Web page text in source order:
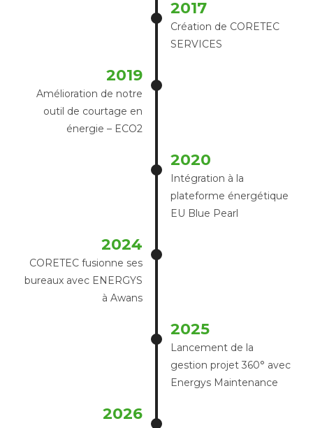
2017
Création de CORETEC
SERVICES
2019
Amélioration de notre
outil de courtage en
énergie – ECO2
2020
Intégration à la
plateforme énergétique
EU Blue Pearl
2024
CORETEC fusionne ses
bureaux avec ENERGYS
à Awans
2025
Lancement de la
gestion projet 360° avec
Energys Maintenance
2026